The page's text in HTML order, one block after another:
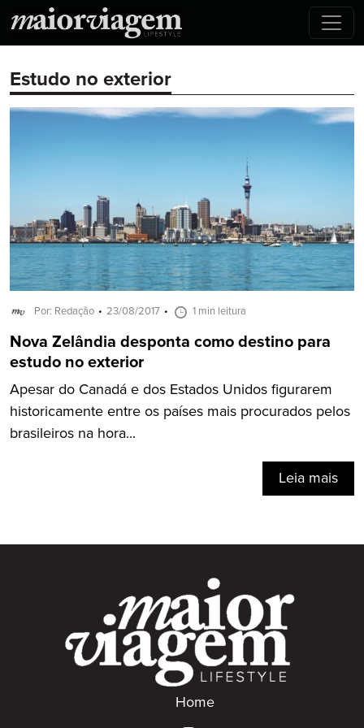
Estudo no exterior
Por: Redação 23/08/2017 1 min leitura
Nova Zelândia desponta como destino para
estudo no exterior
Apesar do Canadá e dos Estados Unidos figurarem
historicamente entre os países mais procurados pelos
brasileiros na hora...
Leia mais
Home